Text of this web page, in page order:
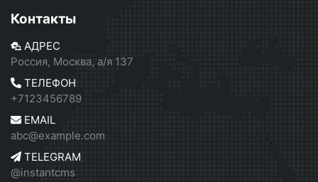
Контакты
АДРЕС
Россия, Москва, а/я 137
ТЕЛЕФОН
+7123456789
EMAIL
abc@example.com
TELEGRAM
@instantcms